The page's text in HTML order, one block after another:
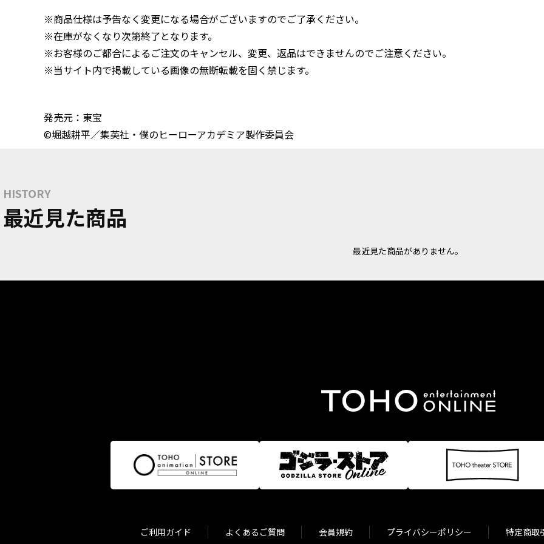
※商品仕様は予告なく変更になる場合がございますのでご了承ください。
※在庫がなくなり次第終了となります。
※お客様のご都合によるご注文のキャンセル、変更、返品はできませんのでご注意ください。
※当サイト内で掲載している画像の無断転載を固く禁じます。
発売元：東宝
©堀越耕平／集英社・僕のヒーローアカデミア製作委員会
HISTORY
最近見た商品
最近見た商品がありません。
ご利用ガイド よくあるご質問 会員規約 プライバシーポリシー 特定商取